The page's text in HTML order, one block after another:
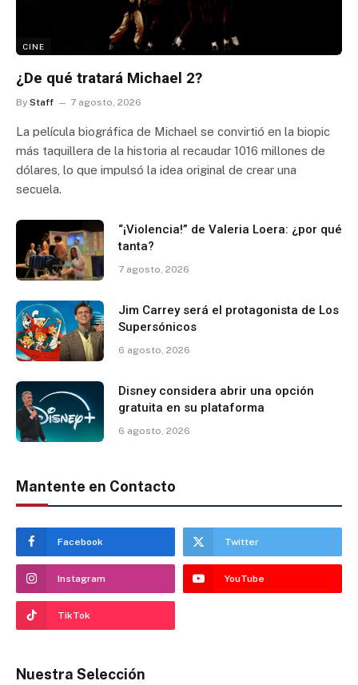
CINE
¿De qué tratará Michael 2?
By Staff 7 agosto, 2026
La película biográfica de Michael se convirtió en la biopic
más taquillera de la historia al recaudar 1016 millones de
dólares, lo que impulsó la idea original de crear una
secuela.
“¡Violencia!” de Valeria Loera: ¿por qué
tanta?
7 agosto, 2026
Jim Carrey será el protagonista de Los
Supersónicos
6 agosto, 2026
Disney considera abrir una opción
gratuita en su plataforma
6 agosto, 2026
Mantente en Contacto
Facebook Twitter
Instagram YouTube
TikTok
Nuestra Selección